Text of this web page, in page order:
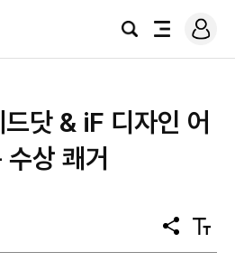
검
전
로
그
닷 & iF 디자인 어
상 쾌거
공
유
텍
스